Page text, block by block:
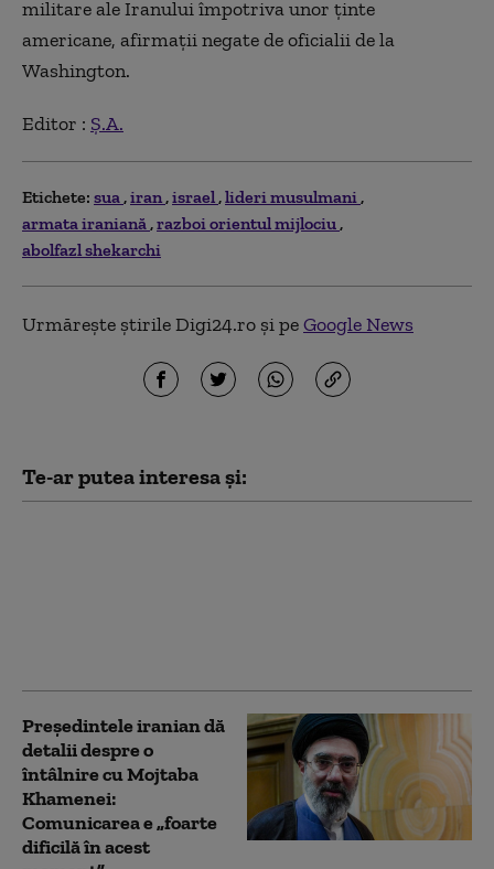
militare ale Iranului împotriva unor ținte
americane, afirmații negate de oficialii de la
Washington.
Editor : Ș.A.
Etichete: sua iran israel lideri musulmani
armata iraniană razboi orientul mijlociu
abolfazl shekarchi
Urmărește știrile Digi24.ro și peGoogle News
Te-ar putea interesa și:
Preşedintele iranian dă
detalii despre o
întâlnire cu Mojtaba
Khamenei:
Comunicarea e „foarte
dificilă în acest